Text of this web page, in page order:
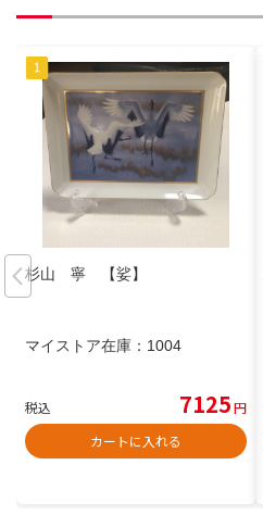
杉山 寧 【娑】
マイストア在庫： 1004
税込 7125円
カートに入れる